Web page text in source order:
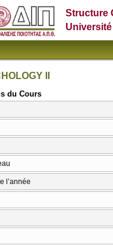
Structure
II
du Cours
l’année